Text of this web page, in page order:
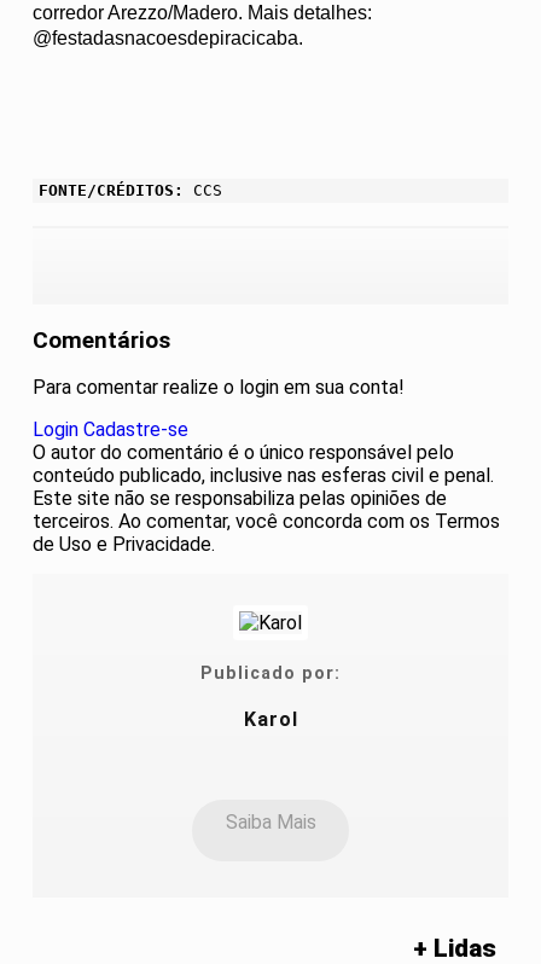
corredor Arezzo/Madero. Mais detalhes:
@festadasnacoesdepiracicaba.
FONTE/CRÉDITOS: CCS
Comentários
Para comentar realize o login em sua conta!
Login Cadastre-se
O autor do comentário é o único responsável pelo
conteúdo publicado, inclusive nas esferas civil e penal.
Este site não se responsabiliza pelas opiniões de
terceiros. Ao comentar, você concorda com os Termos
de Uso e Privacidade.
Publicado por:
Karol
Saiba Mais
+ Lidas